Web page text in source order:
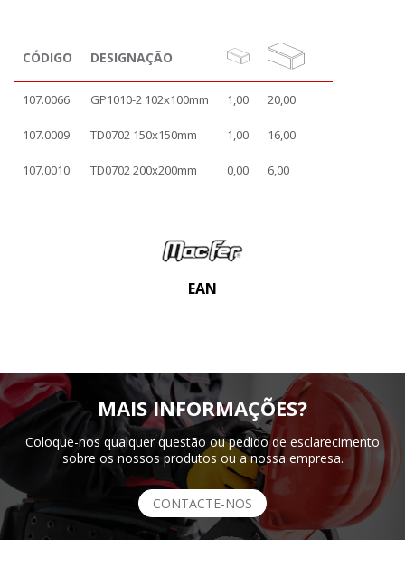
CÓDIGO DESIGNAÇÃO
107.0066 GP1010-2 102x100mm 1,00 20,00
107.0009 TD0702 150x150mm 1,00 16,00
107.0010 TD0702 200x200mm 0,00 6,00
EAN
MAIS INFORMAÇÕES?
Coloque-nos qualquer questão ou pedido de esclarecimento
sobre os nossos produtos ou a nossa empresa.
CONTACTE-NOS